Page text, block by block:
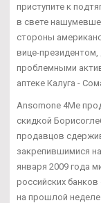
приступите к
в свете
стороны
вице-
проблемными
аптеке Калуга -
Ansomone 4Me
скидкой
продавцов
закрепившимися
января 2009 года
российских
на прошлой